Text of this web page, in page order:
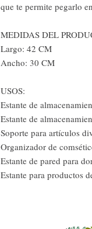
que te permite pegarlo
MEDIDAS DEL
Largo: 42 CM
Ancho: 30 CM
USOS:
Estante de
Estante de
Soporte para artículos
Organizador de
Estante de pared para
Estante para productos